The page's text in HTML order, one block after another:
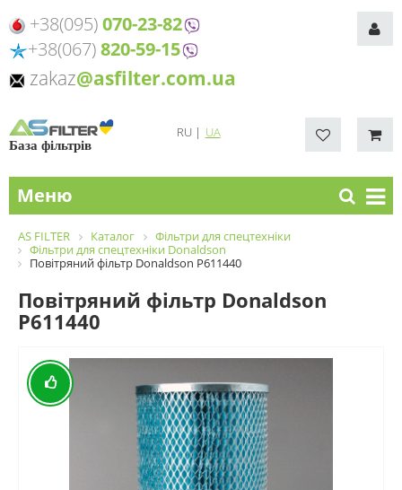
+38(095)070-23-82
+38(067)820-59-15
zakaz@asfilter.com.ua
База фільтрів
RU | UA
Меню
AS FILTER Каталог
Фільтри для спецтехніки
Фільтри для спецтехніки Donaldson
Повітряний фільтр Donaldson P611440
Повітряний фільтр Donaldson
P611440